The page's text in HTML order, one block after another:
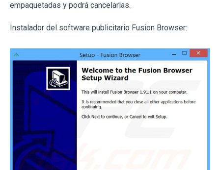
empaquetadas y podrá cancelarlas.
Instalador del software publicitario Fusion Browser: